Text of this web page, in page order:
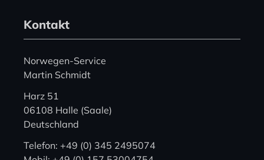
Kontakt
Norwegen-Service
Martin Schmidt
Harz 51
06108 Halle (Saale)
Deutschland
Telefon: +49 (0) 345 2495074